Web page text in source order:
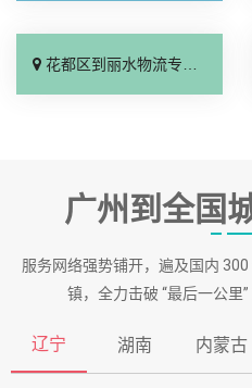
花都区到丽水物流专线_计费标准「费用多少」
广州到全国
服务网络强势铺开，遍及国内
镇，全力击破 “最后一公里
辽宁 湖南 内蒙古